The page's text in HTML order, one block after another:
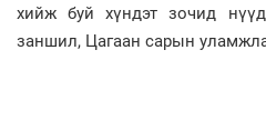
хийж буй хүндэт зочид
заншил, Цагаан сарын